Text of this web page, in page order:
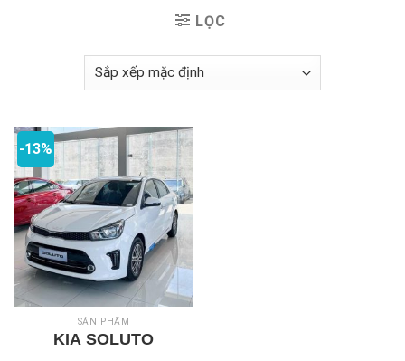
LỌC
-13%
SẢN PHẨM
KIA SOLUTO